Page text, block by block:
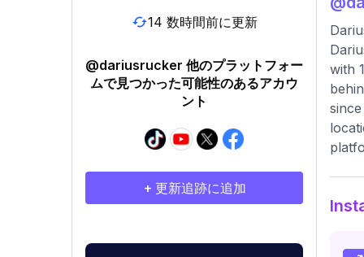
14 数時間前に更新
@dariusrucker 他のプラットフォー
ムで見つかった可能性のあるアカウ
ント
+ 更新追跡に追加
with